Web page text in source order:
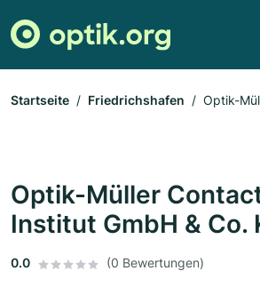
Startseite Friedrichshafen
Optik-
Optik-Müller
Institut GmbH & Co.
0.0 (0 Bewertungen)